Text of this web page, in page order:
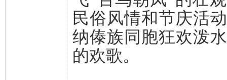
民俗风情和节庆活
纳傣族同胞狂欢泼
的欢歌。